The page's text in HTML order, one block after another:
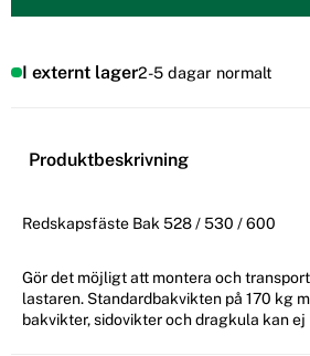
I externt lager2-5 dagar normalt
Produktbeskrivning
Redskapsfäste Bak 528 / 530 / 600
Gör det möjligt att montera och
lastaren. Standardbakvikten på 170 kg
bakvikter, sidovikter och dragkula kan ej